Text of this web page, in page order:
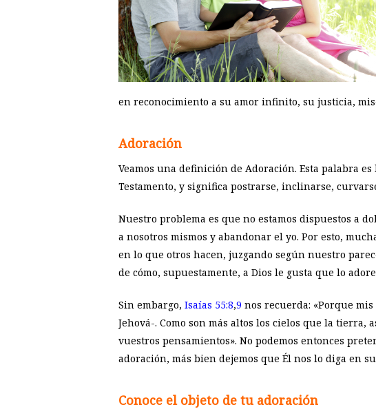
Hit enter to search or ESC to close
en reconocimiento a su amor infinito, su justicia,
Adoración
Veamos una definición de Adoración. Esta palabra
Testamento, y significa postrarse, inclinarse,
Nuestro problema es que no estamos dispuestos a
a nosotros mismos y abandonar el yo. Por esto,
en lo que otros hacen, juzgando según nuestro
de cómo, supuestamente, a Dios le gusta que lo
Sin embargo, Isaías 55:8,9 nos recuerda: «Porque
Jehová-. Como son más altos los cielos que la
vuestros pensamientos». No podemos entonces
adoración, más bien dejemos que Él nos lo diga en
Conoce el objeto de tu adoración